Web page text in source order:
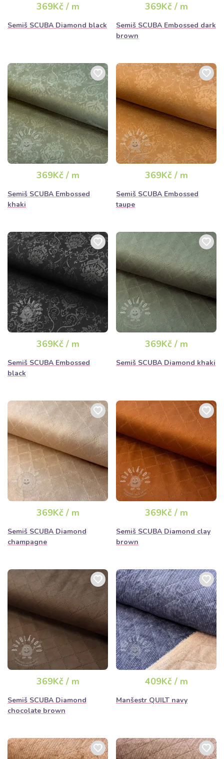
369Kč / m
Semiš SCUBA Diamond black
369Kč / m
Semiš SCUBA Embossed dark
brown
369Kč / m
Semiš SCUBA Embossed
khaki
369Kč / m
Semiš SCUBA Embossed
taupe
369Kč / m
Semiš SCUBA Embossed
black
369Kč / m
Semiš SCUBA Diamond khaki
369Kč / m
Semiš SCUBA Diamond
champagne
369Kč / m
Semiš SCUBA Diamond clay
brown
369Kč / m
Semiš SCUBA Diamond
chocolate brown
409Kč / m
Manšestr QUILT navy